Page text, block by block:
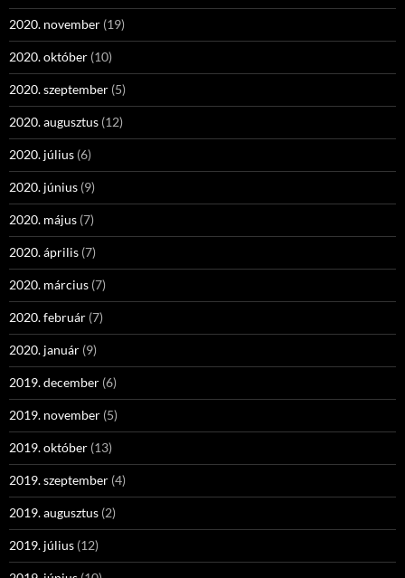
2020. november (19)
2020. október (10)
2020. szeptember (5)
2020. augusztus (12)
2020. július (6)
2020. június (9)
2020. május (7)
2020. április (7)
2020. március (7)
2020. február (7)
2020. január (9)
2019. december (6)
2019. november (5)
2019. október (13)
2019. szeptember (4)
2019. augusztus (2)
2019. július (12)